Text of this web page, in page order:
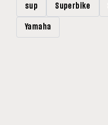
sup Superbike
Yamaha